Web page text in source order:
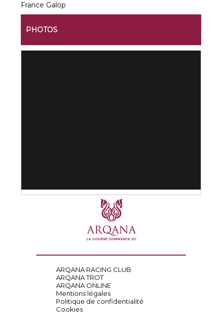
France Galop
PHOTOS
ARQANA RACING CLUB
ARQANA TROT
ARQANA ONLINE
Mentions légales
Politique de confidentialité
Cookies